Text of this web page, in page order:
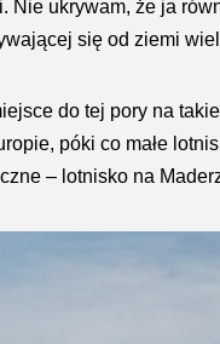
Nie ukrywam, że ja
się od ziemi
do tej pory na
póki co małe
– lotnisko na